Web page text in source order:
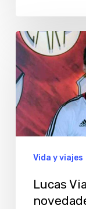
Lucas
Viafora
y
sus
novedades
del
2022
Vida y viajes
Lucas